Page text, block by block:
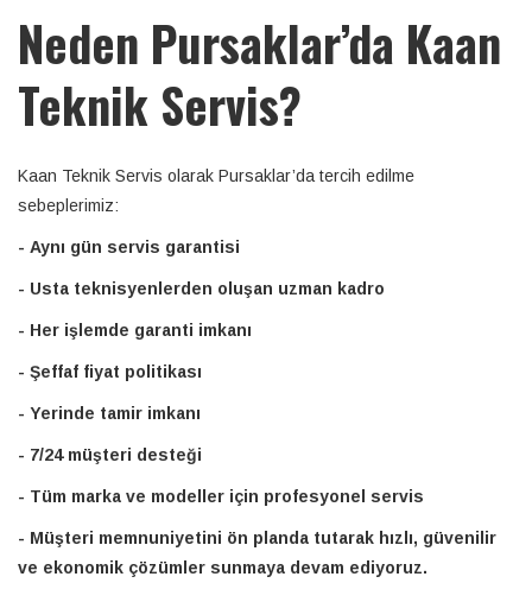
Neden Pursaklar’da Kaan
Teknik Servis?
Kaan Teknik Servis olarak Pursaklar’da tercih edilme
sebeplerimiz:
- Aynı gün servis garantisi
- Usta teknisyenlerden oluşan uzman kadro
- Her işlemde garanti imkanı
- Şeffaf fiyat politikası
- Yerinde tamir imkanı
- 7/24 müşteri desteği
- Tüm marka ve modeller için profesyonel servis
- Müşteri memnuniyetini ön planda tutarak hızlı, güvenilir
ve ekonomik çözümler sunmaya devam ediyoruz.